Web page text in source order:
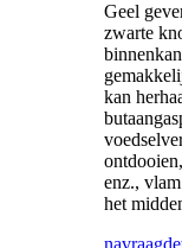
Geel
zwarte
kan
enz.,
het